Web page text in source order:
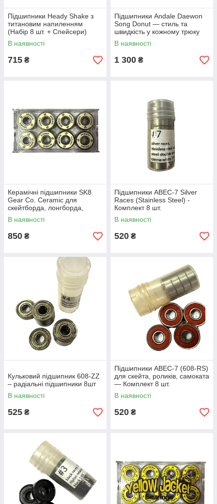
Підшипники Heady Shake з
титановим напиленням
(Набір 8 шт. + Спейсери)
В наявності
715 ₴
Підшипники Andale Daewon
Song Donut — стиль та
швидкість у кожному трюку
В наявності
1 300 ₴
Керамічні підшипники SK8
Gear Co. Ceramic для
скейтборда, лонгборда,
пеніборда — Набір 8 шт.
В наявності
850 ₴
Підшипники ABEC-7 Silver
Races (Stainless Steel) -
Комплект 8 шт.
В наявності
520 ₴
Кульковий підшипник 608-ZZ
– радіальні підшипники 8шт
В наявності
525 ₴
Підшипники ABEC-7 (608-RS)
для скейта, роликів, самоката
— Комплект 8 шт.
В наявності
520 ₴